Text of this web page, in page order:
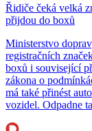
Řidiče čeká velká
přijdou do boxů
Ministerstvo
registračních
boxů i související
zákona o
má také přinést
vozidel. Odpadne